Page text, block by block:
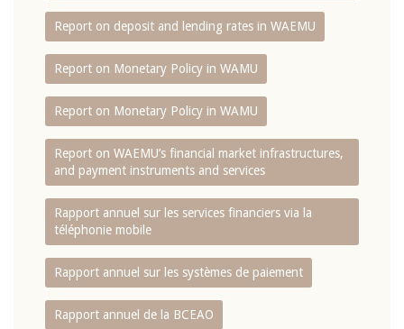
Report on deposit and lending rates in WAEMU
Report on Monetary Policy in WAMU
Report on Monetary Policy in WAMU
Report on WAEMU’s financial market infrastructures,
and payment instruments and services
Rapport annuel sur les services financiers via la
téléphonie mobile
Rapport annuel sur les systèmes de paiement
Rapport annuel de la BCEAO